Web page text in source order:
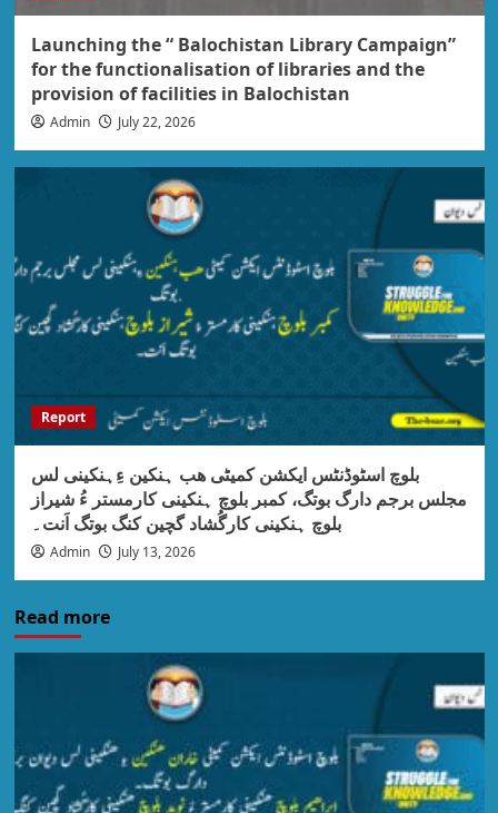
Launching the “ Balochistan Library Campaign”
for the functionalisation of libraries and the
provision of facilities in Balochistan
Admin July 22, 2026
Report
بلوچ اسٹوڈنٹس ایکشن کمیٹی ھب ہنکین ءِہنکینی لس
مجلس برجم دارگ بوتگ، کمبر بلوچ ہنکینی کارمستر ءُ شیراز
بلوچ ہنکینی کارگُشاد گچین کنگ بوتگ اَنت۔
Admin July 13, 2026
Read more